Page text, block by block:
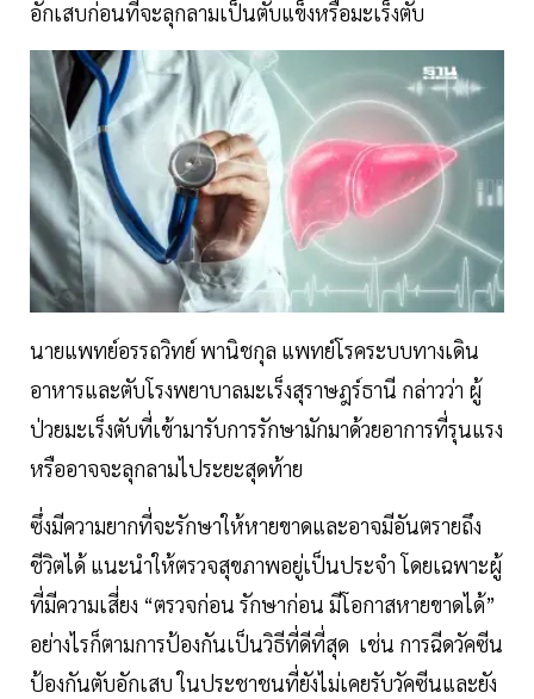
อักเสบก่อนที่จะลุกลามเป็นตับแข็งหรือมะเร็งตับ
นายแพทย์อรรถวิทย์ พานิชกุล แพทย์โรคระบบทางเดิน
อาหารและตับโรงพยาบาลมะเร็งสุราษฎร์ธานี กล่าวว่า ผู้
ป่วยมะเร็งตับที่เข้ามารับการรักษามักมาด้วยอาการที่รุนแรง
หรืออาจจะลุกลามไประยะสุดท้าย
ซึ่งมีความยากที่จะรักษาให้หายขาดและอาจมีอันตรายถึง
ชีวิตได้ แนะนำให้ตรวจสุขภาพอยู่เป็นประจำ โดยเฉพาะผู้
ที่มีความเสี่ยง “ตรวจก่อน รักษาก่อน มีโอกาสหายขาดได้”
อย่างไรก็ตามการป้องกันเป็นวิธีที่ดีที่สุด เช่น การฉีดวัคซีน
ป้องกันตับอักเสบ ในประชาชนที่ยังไม่เคยรับวัคซีนและยัง